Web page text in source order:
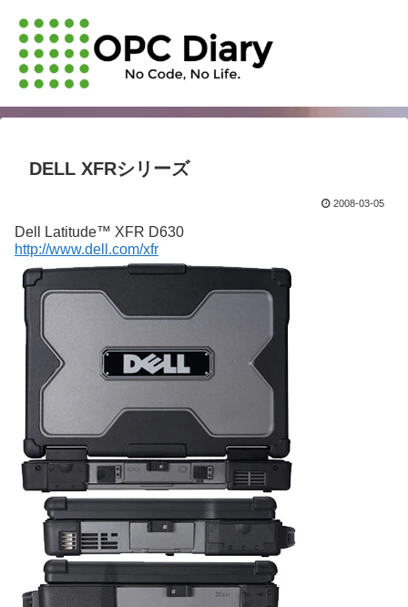
DELL XFRシリーズ
2008-03-05
Dell Latitude™ XFR D630
http://www.dell.com/xfr